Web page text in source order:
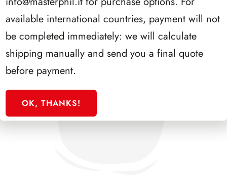
available international countries, payment will not
be completed immediately: we will calculate
shipping manually and send you a final quote
before payment.
OK, THANKS!